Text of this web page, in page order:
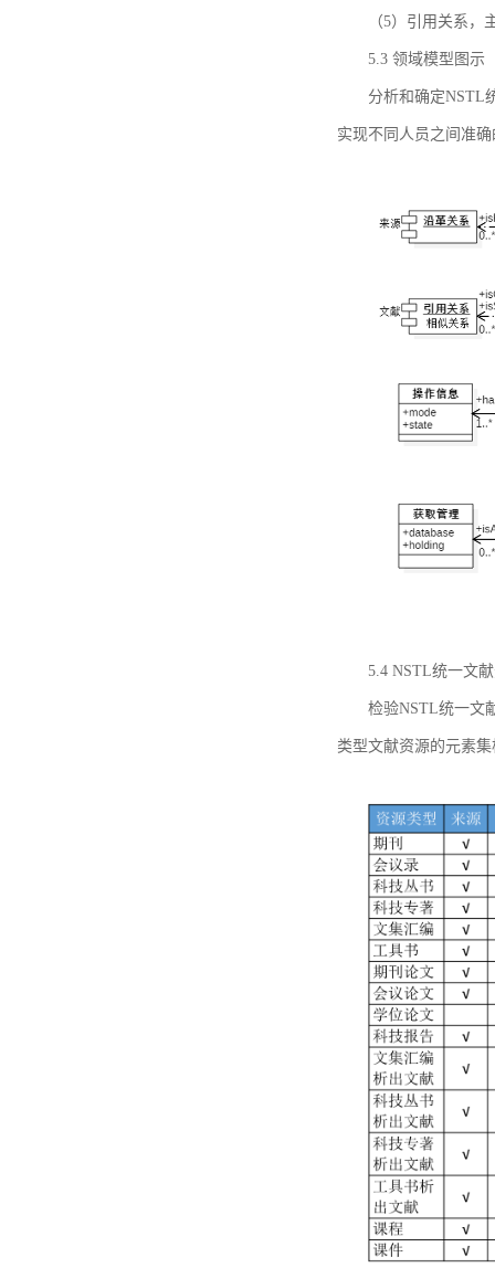
（5）引用关系，
5.3 领域模型图示
分析和确定NSTL
实现不同人员之间准
5.4 NSTL统一文
检验NSTL统一文
类型文献资源的元素